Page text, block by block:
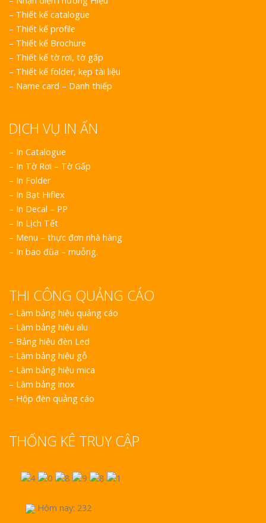
– Thiết kế catalogue
– Thiết kế profile
– Thiết kế Brochure
– Thiết kế tờ rơi, tờ gấp
– Thiết kế folder, kẹp tài liệu
– Name card – Danh thiếp
DỊCH VỤ IN ẤN
– In Catalogue
– In Tờ Rơi – Tờ Gấp
– In Folder
– In Bạt Hiflex
– In Decal – PP
– In Lịch Tết
– Menu – thực đơn nhà hàng
– In bao đũa – muỗng.
THI CÔNG QUẢNG CÁO
– Làm bảng hiệu quảng cáo
– Làm bảng hiệu alu
– Bảng hiệu đèn Led
– Làm bảng hiệu gỗ
– Làm bảng hiệu mica
– Làm bảng inox
– Hộp đèn quảng cáo
THỐNG KÊ TRUY CẬP
Hôm nay: 232